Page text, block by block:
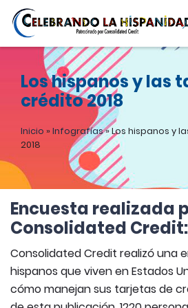
Los hispanos y las
crédito 2018
Inicio » Infografías»Los hispanos y
2018
Encuesta realizada
Consolidated Credit:
Consolidated Credit realizó una
hispanos que viven en Estados
cómo manejan sus tarjetas de